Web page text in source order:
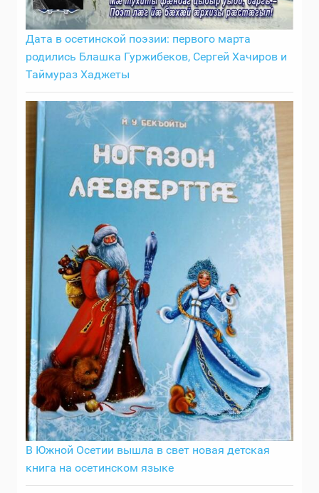
Дата в осетинской поэзии: первого марта
родились Блашка Гуржибеков, Сергей Хачиров и
Таймураз Хаджеты
В Южной Осетии вышла в свет новая детская
книга на осетинском языке